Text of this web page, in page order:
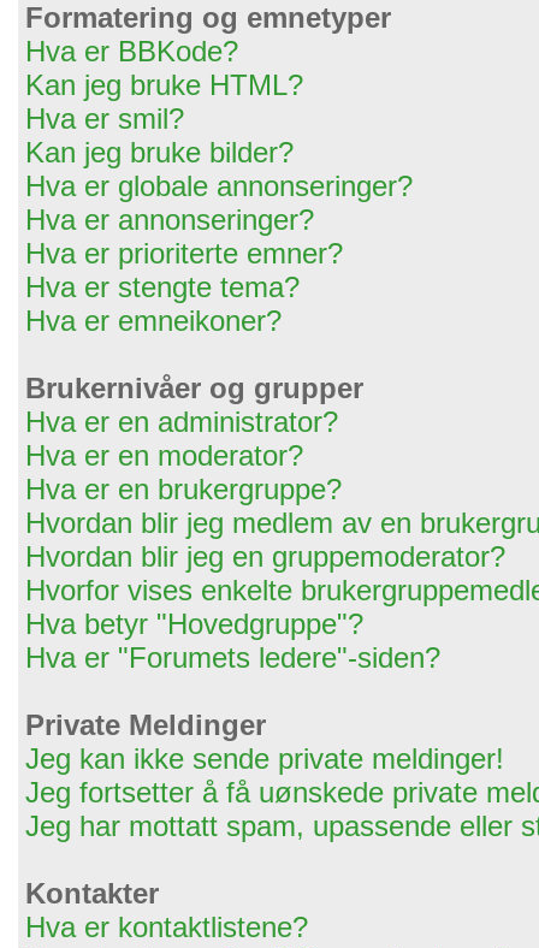
Formatering og emnetyper
Hva er BBKode?
Kan jeg bruke HTML?
Hva er smil?
Kan jeg bruke bilder?
Hva er globale annonseringer?
Hva er annonseringer?
Hva er prioriterte emner?
Hva er stengte tema?
Hva er emneikoner?
Brukernivåer og grupper
Hva er en administrator?
Hva er en moderator?
Hva er en brukergruppe?
Hvordan blir jeg medlem av en
Hvordan blir jeg en gruppemoderator?
Hvorfor vises enkelte
Hva betyr "Hovedgruppe"?
Hva er "Forumets ledere"-siden?
Private Meldinger
Jeg kan ikke sende private meldinger!
Jeg fortsetter å få uønskede private
Jeg har mottatt spam, upassende eller
Kontakter
Hva er kontaktlistene?